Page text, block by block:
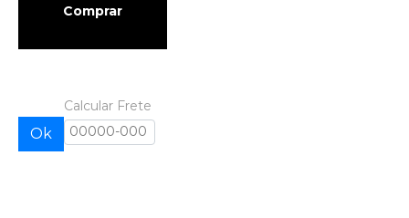
Comprar
Calcular Frete
Ok